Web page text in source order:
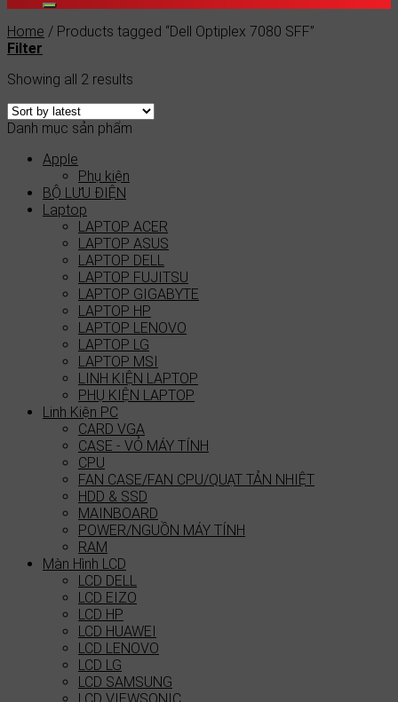
Home / Products tagged “Dell Optiplex 7080 SFF”
Filter
Showing all 2 results
Danh mục sản phẩm
Apple
Phụ kiện
BỘ LƯU ĐIỆN
Laptop
LAPTOP ACER
LAPTOP ASUS
LAPTOP DELL
LAPTOP FUJITSU
LAPTOP GIGABYTE
LAPTOP HP
LAPTOP LENOVO
LAPTOP LG
LAPTOP MSI
LINH KIỆN LAPTOP
PHỤ KIỆN LAPTOP
Linh Kiện PC
CARD VGA
CASE - VỎ MÁY TÍNH
CPU
FAN CASE/FAN CPU/QUẠT TẢN NHIỆT
HDD & SSD
MAINBOARD
POWER/NGUỒN MÁY TÍNH
RAM
Màn Hình LCD
LCD DELL
LCD EIZO
LCD HP
LCD HUAWEI
LCD LENOVO
LCD LG
LCD SAMSUNG